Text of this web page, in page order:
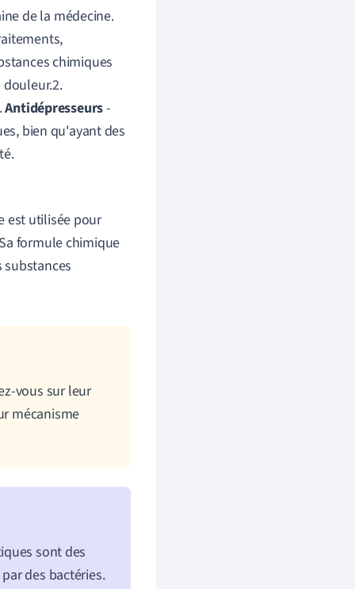
de la médecine.
chimiques
Antidépresseurs-
bien qu'ayant des
est utilisée pour
formule chimique
vous sur leur
mécanisme
sont des
des bactéries.